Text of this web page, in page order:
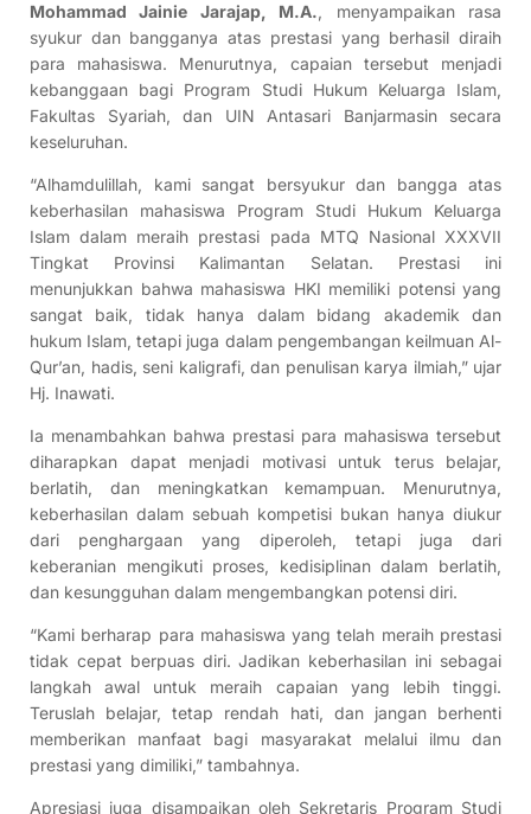
Mohammad Jainie Jarajap, M.A., menyampaikan rasa
syukur dan bangganya atas prestasi yang berhasil diraih
para mahasiswa. Menurutnya, capaian tersebut menjadi
kebanggaan bagi Program Studi Hukum Keluarga Islam,
Fakultas Syariah, dan UIN Antasari Banjarmasin secara
keseluruhan.
“Alhamdulillah, kami sangat bersyukur dan bangga atas
keberhasilan mahasiswa Program Studi Hukum Keluarga
Islam dalam meraih prestasi pada MTQ Nasional XXXVII
Tingkat Provinsi Kalimantan Selatan. Prestasi ini
menunjukkan bahwa mahasiswa HKI memiliki potensi yang
sangat baik, tidak hanya dalam bidang akademik dan
hukum Islam, tetapi juga dalam pengembangan keilmuan Al-
Qur’an, hadis, seni kaligrafi, dan penulisan karya ilmiah,” ujar
Hj. Inawati.
Ia menambahkan bahwa prestasi para mahasiswa tersebut
diharapkan dapat menjadi motivasi untuk terus belajar,
berlatih, dan meningkatkan kemampuan. Menurutnya,
keberhasilan dalam sebuah kompetisi bukan hanya diukur
dari penghargaan yang diperoleh, tetapi juga dari
keberanian mengikuti proses, kedisiplinan dalam berlatih,
dan kesungguhan dalam mengembangkan potensi diri.
“Kami berharap para mahasiswa yang telah meraih prestasi
tidak cepat berpuas diri. Jadikan keberhasilan ini sebagai
langkah awal untuk meraih capaian yang lebih tinggi.
Teruslah belajar, tetap rendah hati, dan jangan berhenti
memberikan manfaat bagi masyarakat melalui ilmu dan
prestasi yang dimiliki,” tambahnya.
Apresiasi juga disampaikan oleh Sekretaris Program Studi